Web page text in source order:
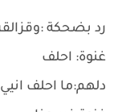
رد بضحكة
غنوة: احلف
دلهم:ما احلف انيي